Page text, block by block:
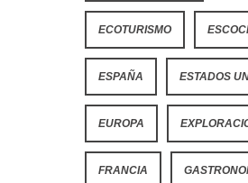
ECOTURISMO
ESPAÑA ESTADOS
EUROPA
FRANCIA